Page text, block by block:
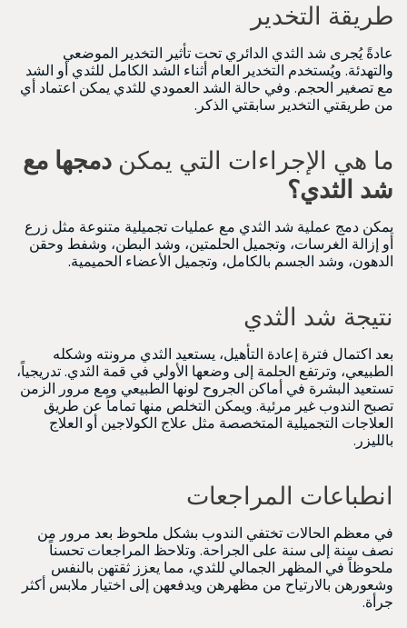
طريقة التخدير
عادةً يُجرى شد الثدي الدائري تحت تأثير التخدير الموضعي
والتهدئة. ويُستخدم التخدير العام أثناء الشد الكامل للثدي أو الشد
مع تصغير الحجم. وفي حالة الشد العمودي للثدي يمكن اعتماد أي
من طريقتي التخدير سابقتي الذكر.
ما هي الإجراءات التي يمكن دمجها مع
شد الثدي؟
يمكن دمج عملية شد الثدي مع عمليات تجميلية متنوعة مثل زرع
أو إزالة الغرسات، وتجميل الحلمتين، وشد البطن، وشفط وحقن
الدهون، وشد الجسم بالكامل، وتجميل الأعضاء الحميمية.
نتيجة شد الثدي
بعد اكتمال فترة إعادة التأهيل، يستعيد الثدي مرونته وشكله
الطبيعي، وترتفع الحلمة إلى وضعها الأولي في قمة الثدي. تدريجياً،
تستعيد البشرة في أماكن الجروح لونها الطبيعي ومع مرور الزمن
تصبح الندوب غير مرئية. ويمكن التخلص منها تماماً عن طريق
العلاجات التجميلية المتخصصة مثل علاج الكولاجين أو العلاج
بالليزر.
انطباعات المراجعات
في معظم الحالات تختفي الندوب بشكل ملحوظ بعد مرور من
نصف سنة إلى سنة على الجراحة. وتلاحظ المراجعات تحسناً
ملحوظاً في المظهر الجمالي للثدي، مما يعزز ثقتهن بالنفس
وشعورهن بالارتياح من مظهرهن ويدفعهن إلى اختيار ملابس أكثر
جرأة.